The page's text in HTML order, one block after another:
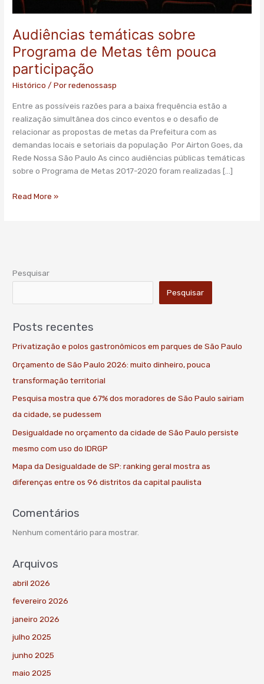
Audiências temáticas sobre
Programa de Metas têm pouca
participação
Histórico / Porredenossasp
Entre as possíveis razões para a baixa frequência estão a
realização simultânea dos cinco eventos e o desafio de
relacionar as propostas de metas da Prefeitura com as
demandas locais e setoriais da população Por Airton Goes, da
Rede Nossa São Paulo As cinco audiências públicas temáticas
sobre o Programa de Metas 2017-2020 foram realizadas […]
Read More »
Pesquisar
Pesquisar
Posts recentes
Privatização e polos gastronômicos em parques de São Paulo
Orçamento de São Paulo 2026: muito dinheiro, pouca
transformação territorial
Pesquisa mostra que 67% dos moradores de São Paulo sairiam
da cidade, se pudessem
Desigualdade no orçamento da cidade de São Paulo persiste
mesmo com uso do IDRGP
Mapa da Desigualdade de SP: ranking geral mostra as
diferenças entre os 96 distritos da capital paulista
Comentários
Nenhum comentário para mostrar.
Arquivos
abril 2026
fevereiro 2026
janeiro 2026
julho 2025
junho 2025
maio 2025